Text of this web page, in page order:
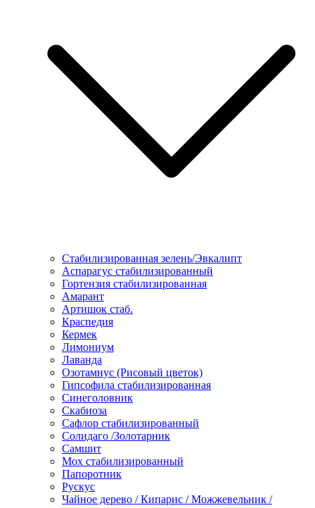
Стабилизированная зелень/Эвкалипт
Аспарагус стабилизированный
Гортензия стабилизированная
Амарант
Артишок стаб.
Краспедия
Кермек
Лимониум
Лаванда
Озотамнус (Рисовый цветок)
Гипсофила стабилизированная
Синеголовник
Скабиоза
Сафлор стабилизированный
Солидаго /Золотарник
Самшит
Мох стабилизированный
Папоротник
Рускус
Чайное дерево / Кипарис / Можжевельник /